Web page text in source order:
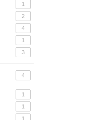
1
2
4
1
3
4
1
1
1